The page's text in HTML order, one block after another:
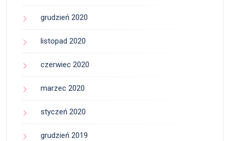
grudzień 2020
listopad 2020
czerwiec 2020
marzec 2020
styczeń 2020
grudzień 2019